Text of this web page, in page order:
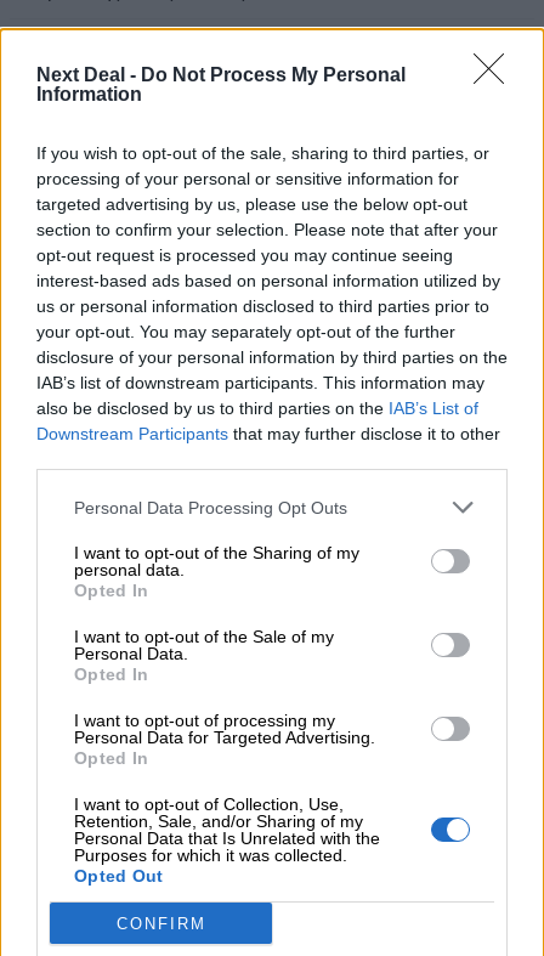
Next Deal - Do Not Process My Personal
Information
If you wish to opt-out of the sale, sharing to third parties, or
processing of your personal or sensitive information for
targeted advertising by us, please use the below opt-out
section to confirm your selection. Please note that after your
opt-out request is processed you may continue seeing
interest-based ads based on personal information utilized by
us or personal information disclosed to third parties prior to
your opt-out. You may separately opt-out of the further
disclosure of your personal information by third parties on the
IAB’s list of downstream participants. This information may
also be disclosed by us to third parties on the IAB’s List of
Downstream Participants that may further disclose it to other
Personal Data Processing Opt Outs
I want to opt-out of the Sharing of my
personal data.
Opted In
I want to opt-out of the Sale of my
Personal Data.
Opted In
I want to opt-out of processing my
Personal Data for Targeted Advertising.
Opted In
I want to opt-out of Collection, Use,
Retention, Sale, and/or Sharing of my
Personal Data that Is Unrelated with the
Purposes for which it was collected.
Opted Out
CONFIRM
Το εκλογικό «καμπανάκι» της Goldman Sachs, η ισχυρή
πιστωτική επέκταση των ελληνικών τραπεζών, το «πάρτι»
05.08.2026 - 08:37
Ιωάννης Μπολέτης – ΩΝΑΣΕΙΟ
04.08.2026 - 15:33
ERGO Hellas: Μέτρα στήριξης για τους πληγέντες
ασφαλισμένους της από τις πυρκαγιές
04.08.2026 - 12:40
Τράπεζα Κύπρου: Ενισχυμένες κατά 31% οι ασφαλιστικές
υπηρεσίες - Κέρδη €252 εκατ. (+7%) και ROTE 18.8% στο
εξάμηνο
Σπύρος Γεωργαράς - «ΥΓΕΙΑ» / Ερευνητικό και Θεραπευτικό
04.08.2026 - 11:46